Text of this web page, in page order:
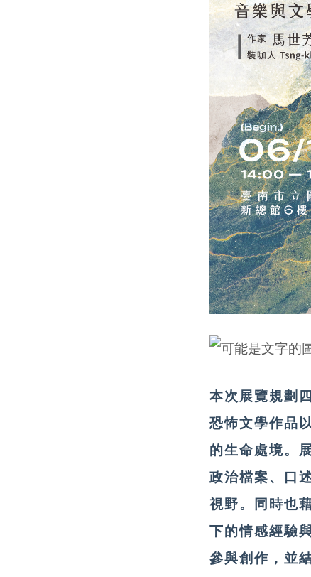
本次展覽規劃
恐怖文學作品
的生命處境。
政治檔案、口
視野。同時也
下的情感經驗
參與創作，並